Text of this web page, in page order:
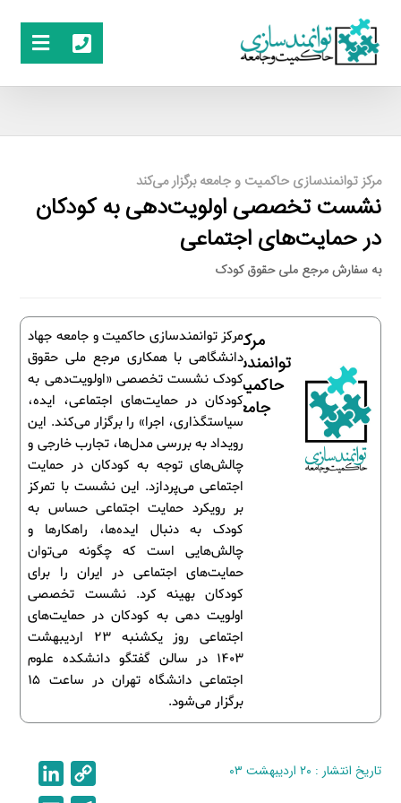
مرکز توانمندسازی حاکمیت و جامعه برگزار می‌کند
نشست تخصصی اولویت‌دهی به کودکان
در حمایت‌های اجتماعی
به سفارش مرجع ملی حقوق کودک
مرکز توانمندسازی حاکمیت و جامعه جهاد
دانشگاهی با همکاری مرجع ملی حقوق
کودک نشست تخصصی «اولویت‌دهی به
کودکان در حمایت‌های اجتماعی، ایده،
سیاستگذاری، اجرا» را برگزار می‌کند. این
رویداد به بررسی مدل‌ها، تجارب خارجی و
چالش‌های توجه به کودکان در حمایت
اجتماعی می‌پردازد. این نشست با تمرکز
بر رویکرد حمایت اجتماعی حساس به
کودک به دنبال ایده‌ها، راهکارها و
چالش‌هایی است که چگونه می‌توان
حمایت‌های اجتماعی در ایران را برای
کودکان بهینه کرد. نشست تخصصی
اولویت دهی به کودکان در حمایت‌های
اجتماعی روز یکشنبه 23 اردیبهشت
1403 در سالن گفتگو دانشکده علوم
اجتماعی دانشگاه تهران در ساعت 15
برگزار می‌شود.
مرکز
توانمندسازی
حاکمیت و
جامعه
تاریخ انتشار : ۲۰ اردیبهشت ۰۳
o
i